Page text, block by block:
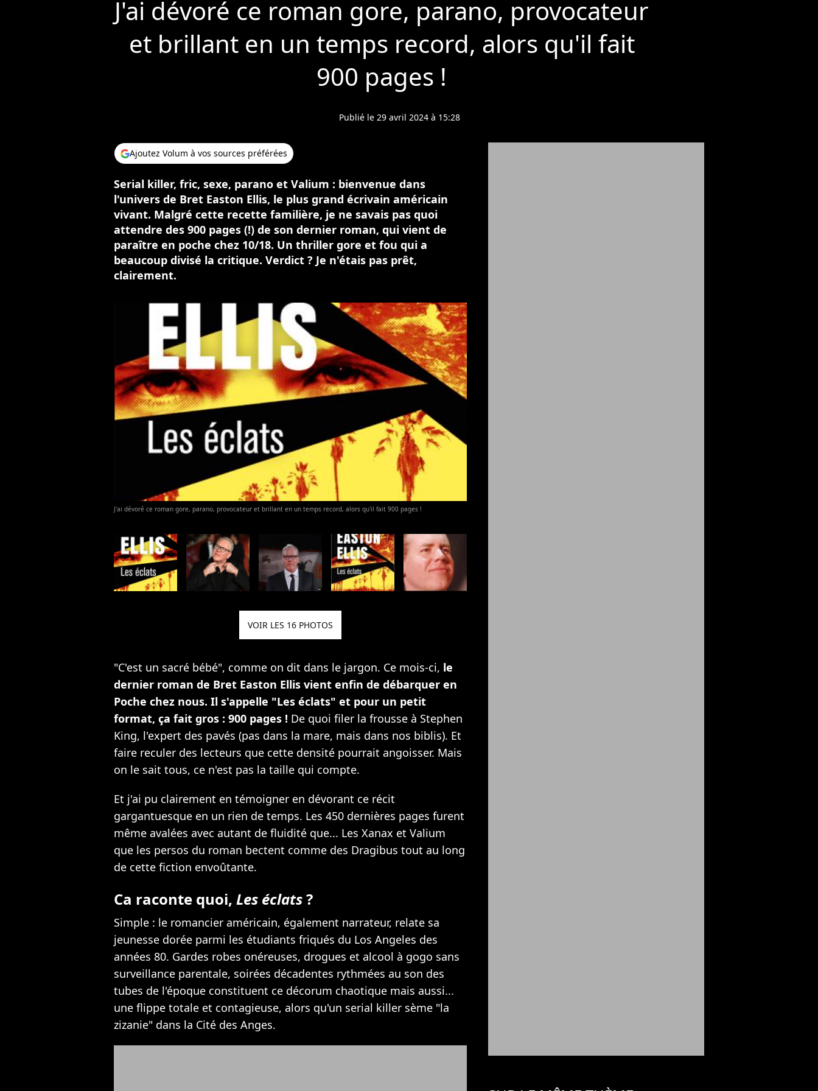
J'ai dévoré ce roman gore, parano, provocateur
et brillant en un temps record, alors qu'il fait
900 pages !
Publié le 29 avril 2024 à 15:28
Ajoutez Volum à vos sources préférées
Serial killer, fric, sexe, parano et Valium : bienvenue dans
l'univers de Bret Easton Ellis, le plus grand écrivain américain
vivant. Malgré cette recette familière, je ne savais pas quoi
attendre des 900 pages (!) de son dernier roman, qui vient de
paraître en poche chez 10/18. Un thriller gore et fou qui a
beaucoup divisé la critique. Verdict ? Je n'étais pas prêt,
clairement.
J'ai dévoré ce roman gore, parano, provocateur et brillant en un temps record, alors qu'il fait 900 pages !
VOIR LES 16 PHOTOS
"C'est un sacré bébé", comme on dit dans le jargon. Ce mois-ci, le
dernier roman de Bret Easton Ellis vient enfin de débarquer en
Poche chez nous. Il s'appelle "Les éclats" et pour un petit
format, ça fait gros : 900 pages ! De quoi filer la frousse à Stephen
King, l'expert des pavés (pas dans la mare, mais dans nos biblis). Et
faire reculer des lecteurs que cette densité pourrait angoisser. Mais
on le sait tous, ce n'est pas la taille qui compte.
Et j'ai pu clairement en témoigner en dévorant ce récit
gargantuesque en un rien de temps. Les 450 dernières pages furent
même avalées avec autant de fluidité que... Les Xanax et Valium
que les persos du roman bectent comme des Dragibus tout au long
de cette fiction envoûtante.
Ca raconte quoi, Les éclats?
Simple : le romancier américain, également narrateur, relate sa
jeunesse dorée parmi les étudiants friqués du Los Angeles des
années 80. Gardes robes onéreuses, drogues et alcool à gogo sans
surveillance parentale, soirées décadentes rythmées au son des
tubes de l'époque constituent ce décorum chaotique mais aussi...
une flippe totale et contagieuse, alors qu'un serial killer sème "la
zizanie" dans la Cité des Anges.